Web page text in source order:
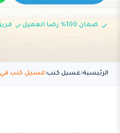
ضمان 100% رضا العميل
الرئيسية غسيل كنب غسيل كنب في